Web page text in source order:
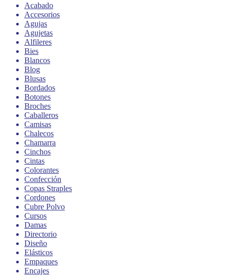
Acabado
Accesorios
Agujas
Agujetas
Alfileres
Bies
Blancos
Blog
Blusas
Bordados
Botones
Broches
Caballeros
Camisas
Chalecos
Chamarra
Cinchos
Cintas
Colorantes
Confección
Copas Straples
Cordones
Cubre Polvo
Cursos
Damas
Directorio
Diseño
Elásticos
Empaques
Encajes